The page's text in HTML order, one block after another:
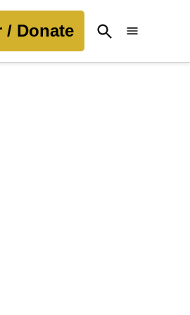
/ Donate
Open
Search